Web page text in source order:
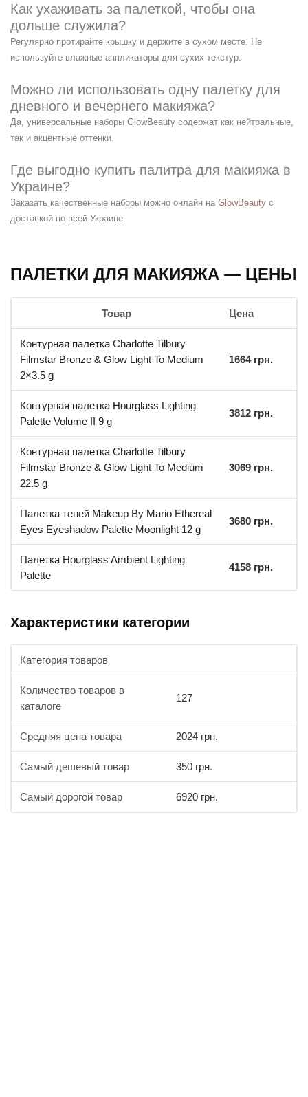
Как ухаживать за палеткой, чтобы она
дольше служила?
Регулярно протирайте крышку и держите в сухом месте. Не
используйте влажные аппликаторы для сухих текстур.
Можно ли использовать одну палетку для
дневного и вечернего макияжа?
Да, универсальные наборы GlowBeauty содержат как нейтральные,
так и акцентные оттенки.
Где выгодно купить палитра для макияжа в
Украине?
Заказать качественные наборы можно онлайн на GlowBeauty с
доставкой по всей Украине.
ПАЛЕТКИ ДЛЯ МАКИЯЖА — ЦЕНЫ
Товар Цена
Контурная палетка Charlotte Tilbury
Filmstar Bronze & Glow Light To Medium
2×3.5 g
1664 грн.
Контурная палетка Hourglass Lighting
Palette Volume II 9 g
3812 грн.
Контурная палетка Charlotte Tilbury
Filmstar Bronze & Glow Light To Medium ​​​​​​​
22.5 g
3069 грн.
Палетка теней Makeup By Mario Ethereal
Eyes Eyeshadow Palette Moonlight 12 g
3680 грн.
Палетка Hourglass Ambient Lighting
Palette
4158 грн.
Характеристики категории
Категория товаров
Количество товаров в
каталоге
127
Средняя цена товара 2024 грн.
Самый дешевый товар 350 грн.
Самый дорогой товар 6920 грн.